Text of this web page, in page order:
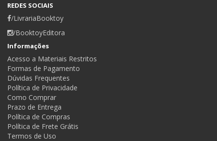
REDES SOCIAIS
/LivrariaBooktoy
/BooktoyEditora
Informações
Acesso a Materiais Restritos
Formas de Pagamento
Dúvidas Frequentes
Política de Privacidade
Como Comprar
Prazo de Entrega
Política de Compras
Política de Frete Grátis
Termos de Uso